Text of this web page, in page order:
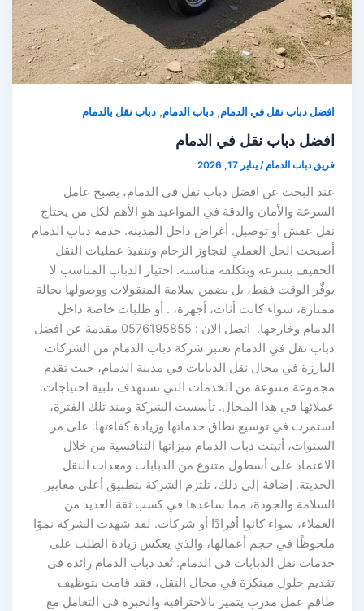
افضل دباب نقل في الدمام,دباب الدمام,دباب نقل بالدمام
افضل دباب نقل في الدمام
فريق دباب الدمام/يناير 17, 2026
عند البحث عن افضل دباب نقل في الدمام، يصبح عامل
السرعة والأمان والدقة في المواعيد هو الأهم لكل من يحتاج
نقل عفش أو توصيل. أغراض داخل المدينة. خدمة دباب الدمام
أصبحت الحل العملي لتجاوز الزحام وتنفيذ عمليات النقل
الخفيف بسرعة وبتكلفة مناسبة. اختيار الدباب المناسب لا
يوفّر الوقت فقط، بل يضمن سلامة المنقولات ووصولها بحالة
ممتازة، سواء كانت أثاث، أجهزة، . أو طلبات خاصة داخل
الدمام وخارجها. اتصل الان : 0576195855 مقدمة عن افضل
دباب نقل في الدمام تعتبر شركة دباب الدمام من الشركات
البارزة في مجال نقل الدبابات في مدينة الدمام، حيث تقدم
مجموعة متنوعة من الخدمات التي تستهدف تلبية احتياجات.
عملائها في هذا المجال. تأسست الشركة ومنذ تلك الفترة،
استمرت في توسيع نطاق خدماتها وزيادة كفاءتها. على مر
السنوات، أثبتت دباب الدمام ميزاتها التنافسية من خلال
الاعتماد على أسطول متنوع من الدبابات ومعدات النقل
الحديثة. إضافة إلى ذلك، تلتزم الشركة بتطبيق أعلى معايير
السلامة والجودة، مما ساعدها في كسب ثقة العديد من
العملاء، سواء كانوا أفرادًا أو شركات. لقد شهدت الشركة نموًا
ملحوظًا في حجم أعمالها، والذي يعكس زيادة الطلب على
خدمات نقل الدبابات في الدمام. تُعد دباب الدمام رائدة في
تقديم حلول مبتكرة في مجال النقل، فقد قامت بتوظيف
طاقم عمل مدرب يتميز بالاحترافية والخبرة في التعامل مع